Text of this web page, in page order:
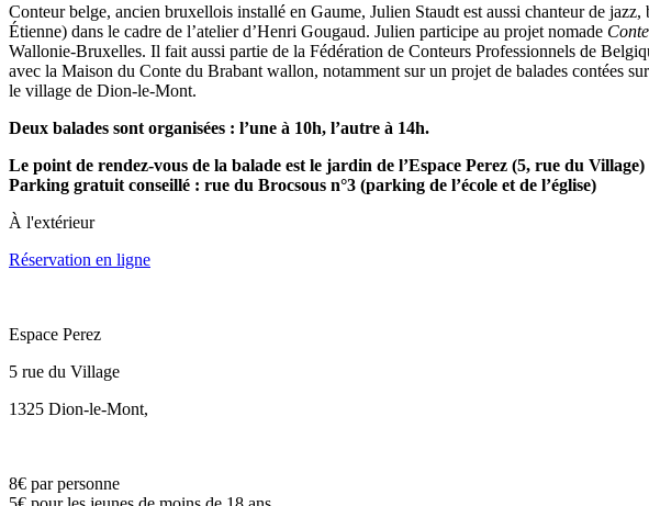
Conteur belge, ancien bruxellois installé en Gaume, Julien Staudt est aussi chanteur de
Étienne) dans le cadre de l’atelier d’Henri Gougaud. Julien participe au projet nomade
Wallonie-Bruxelles. Il fait aussi partie de la Fédération de Conteurs Professionnels de
avec la Maison du Conte du Brabant wallon, notamment sur un projet de balades contées
le village de Dion-le-Mont.
Deux balades sont organisées : l’une à 10h, l’autre à 14h.
Le point de rendez-vous de la balade est le jardin de l’Espace Perez (5, rue du Village)
Parking gratuit conseillé : rue du Brocsous n°3 (parking de l’école et de l’église)
À l'extérieur
Réservation en ligne
Espace Perez
5 rue du Village
1325 Dion-le-Mont,
8€ par personne